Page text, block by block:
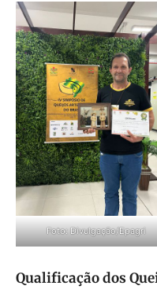
Foto: Divulgação/Epagri
Qualificação dos